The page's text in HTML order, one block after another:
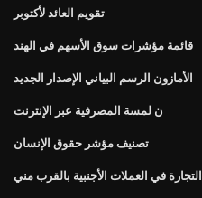
تقويم العائد لأكتوبر
قائمة مؤشرات سوق الأسهم في الهند
الأمازون الرسم البياني الإصدار الجديد
ن لمسة المصرفية عبر الإنترنت
تصنيف مؤشر حقوق الإنسان
التجارة في العملات الأجنبية بالقرب مني